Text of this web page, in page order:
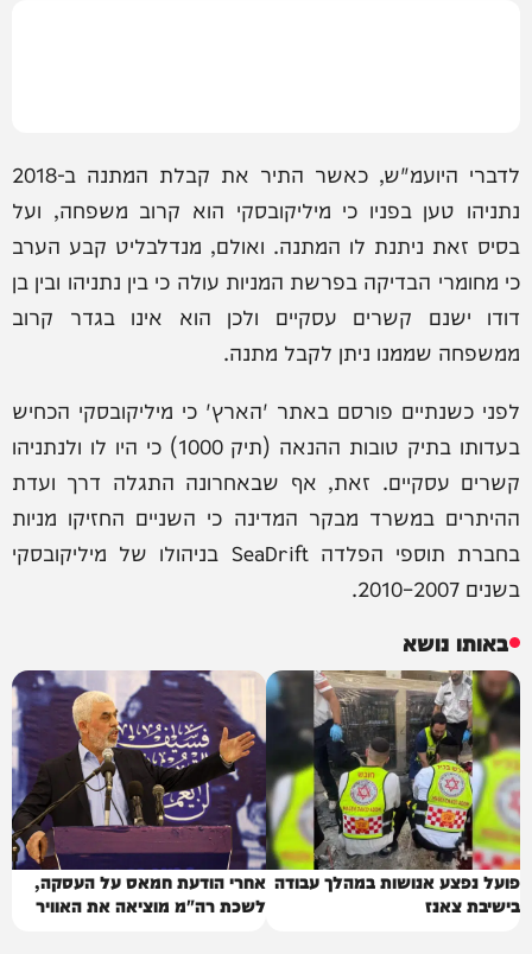
לדברי היועמ"ש, כאשר התיר את קבלת המתנה ב-2018
נתניהו טען בפניו כי מיליקובסקי הוא קרוב משפחה, ועל
בסיס זאת ניתנת לו המתנה. ואולם, מנדלבליט קבע הערב
כי מחומרי הבדיקה בפרשת המניות עולה כי בין נתניהו ובין בן
דודו ישנם קשרים עסקיים ולכן הוא אינו בגדר קרוב
ממשפחה שממנו ניתן לקבל מתנה.
לפני כשנתיים פורסם באתר 'הארץ' כי מיליקובסקי הכחיש
בעדותו בתיק טובות ההנאה (תיק 1000) כי היו לו ולנתניהו
קשרים עסקיים. זאת, אף שבאחרונה התגלה דרך ועדת
ההיתרים במשרד מבקר המדינה כי השניים החזיקו מניות
בחברת תוספי הפלדה SeaDrift בניהולו של מיליקובסקי
בשנים 2007–2010.
באותו נושא
פועל נפצע אנושות במהלך עבודה
בישיבת צאנז
אחרי הודעת חמאס על העסקה,
לשכת רה"מ מוציאה את האוויר